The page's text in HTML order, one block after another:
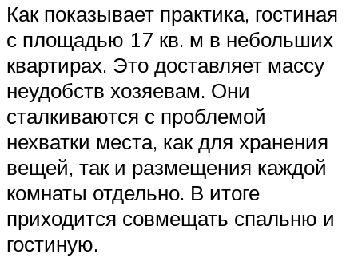
Как показывает практика, гостиная
с площадью 17 кв. м в небольших
квартирах. Это доставляет массу
неудобств хозяевам. Они
сталкиваются с проблемой
нехватки места, как для хранения
вещей, так и размещения каждой
комнаты отдельно. В итоге
приходится совмещать спальню и
гостиную.